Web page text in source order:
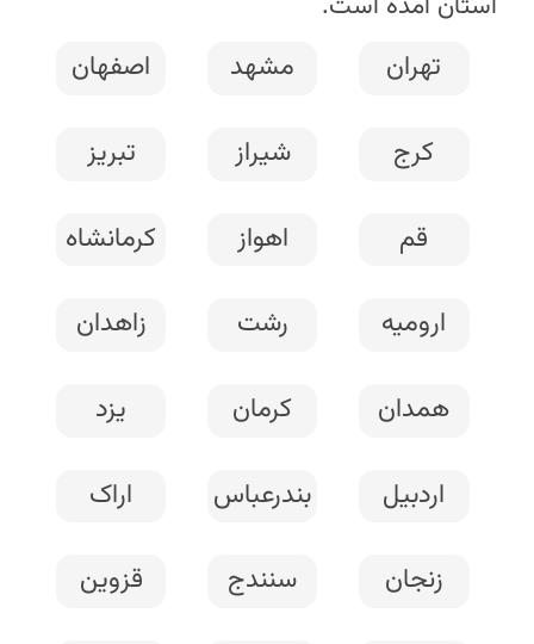
تهران مشهد اصفهان
کرج شیراز تبریز
قم اهواز کرمانشاه
ارومیه رشت زاهدان
همدان کرمان یزد
اردبیل بندرعباس اراک
زنجان سنندج قزوین